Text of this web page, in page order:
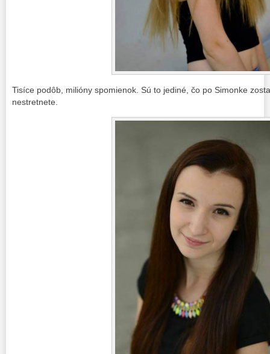
Tisíce podôb, milióny spomienok. Sú to jediné, čo po Simonke
nestretnete.